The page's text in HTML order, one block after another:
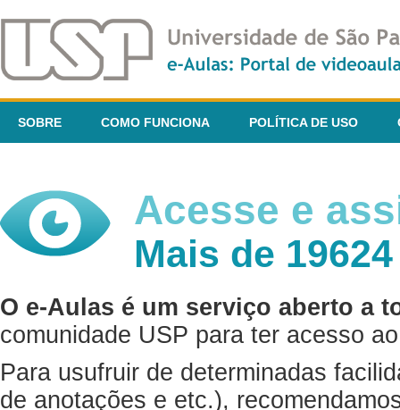
SOBRE COMO FUNCIONA POLÍTICA DE USO
Acesse e
Mais de
O e-Aulas é um serviço aberto a
comunidade USP para ter acesso
Para usufruir de determinadas
de anotações e etc.),